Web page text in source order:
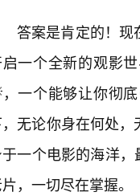
答案是肯定的！现
一个全新的观影
一个能够让你彻
无论你身在何处，
一个电影的海洋
，一切尽在掌握。